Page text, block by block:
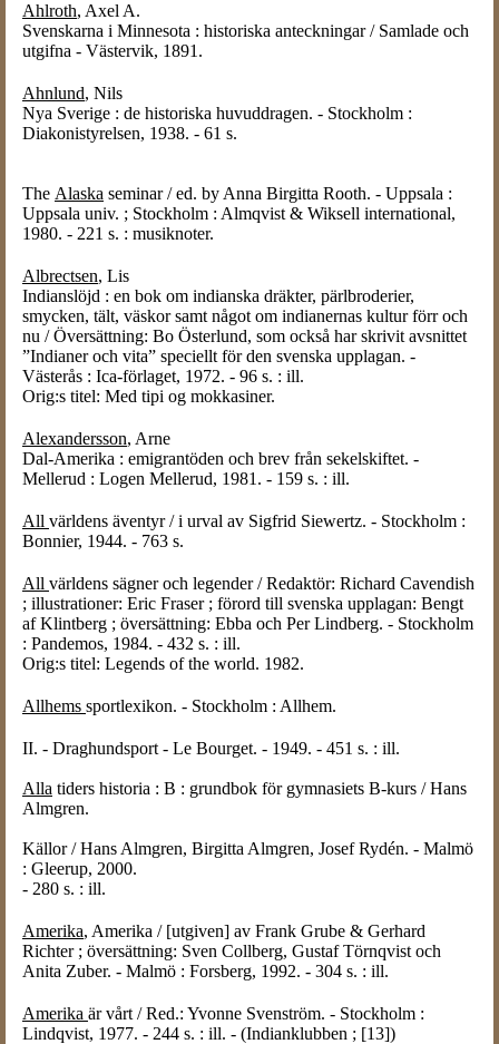
Ahlroth, Axel A.
Svenskarna i Minnesota : historiska anteckningar / Samlade och
utgifna - Västervik, 1891.
Ahnlund, Nils
Nya Sverige : de historiska huvuddragen. - Stockholm :
Diakonistyrelsen, 1938. - 61 s.
The Alaska seminar / ed. by Anna Birgitta Rooth. - Uppsala :
Uppsala univ. ; Stockholm : Almqvist & Wiksell international,
1980. - 221 s. : musiknoter.
Albrectsen, Lis
Indianslöjd : en bok om indianska dräkter, pärlbroderier,
smycken, tält, väskor samt något om indianernas kultur förr och
nu / Översättning: Bo Österlund, som också har skrivit avsnittet
”Indianer och vita” speciellt för den svenska upplagan. -
Västerås : Ica-förlaget, 1972. - 96 s. : ill.
Orig:s titel: Med tipi og mokkasiner.
Alexandersson, Arne
Dal-Amerika : emigrantöden och brev från sekelskiftet. -
Mellerud : Logen Mellerud, 1981. - 159 s. : ill.
All världens äventyr / i urval av Sigfrid Siewertz. - Stockholm :
Bonnier, 1944. - 763 s.
All världens sägner och legender / Redaktör: Richard Cavendish
; illustrationer: Eric Fraser ; förord till svenska upplagan: Bengt
af Klintberg ; översättning: Ebba och Per Lindberg. - Stockholm
: Pandemos, 1984. - 432 s. : ill.
Orig:s titel: Legends of the world. 1982.
Allhems sportlexikon. - Stockholm : Allhem.
II. - Draghundsport - Le Bourget. - 1949. - 451 s. : ill.
Alla tiders historia : B : grundbok för gymnasiets B-kurs / Hans
Almgren.
Källor / Hans Almgren, Birgitta Almgren, Josef Rydén. - Malmö
: Gleerup, 2000.
- 280 s. : ill.
Amerika, Amerika / [utgiven] av Frank Grube & Gerhard
Richter ; översättning: Sven Collberg, Gustaf Törnqvist och
Anita Zuber. - Malmö : Forsberg, 1992. - 304 s. : ill.
Amerika är vårt / Red.: Yvonne Svenström. - Stockholm :
Lindqvist, 1977. - 244 s. : ill. - (Indianklubben ; [13])